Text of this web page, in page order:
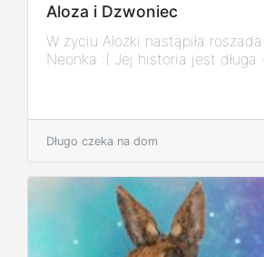
Aloza i Dzwoniec
W życiu Alozki nastąpiła
Neonka :( Jej historia jest długa
Długo czeka na dom